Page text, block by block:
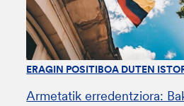
ERAGIN POSITIBOA DUTEN
Armetatik erredentziora: